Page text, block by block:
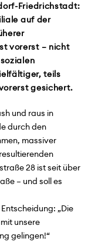
Friedrichstadt:
auf der
vorerst – nicht
teils
gesichert.
und raus in
durch den
massiver
28 ist seit über
– und soll es
„Die
unsere
gelingen!“